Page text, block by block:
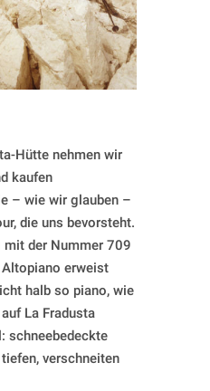
Hütte nehmen wir
kaufen
– wie wir glauben –
die uns bevorsteht.
mit der Nummer 709
erweist
halb so piano, wie
La Fradusta
schneebedeckte
verschneiten